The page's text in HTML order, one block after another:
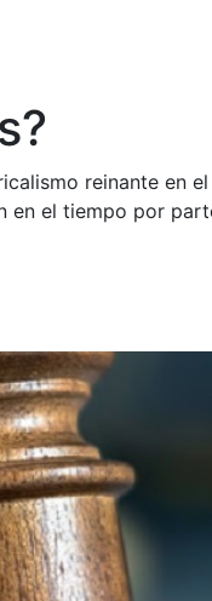
reinante en
en el tiempo por